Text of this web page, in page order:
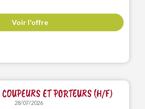
Voir l'offre
ET PORTEURS (H/F)
28/07/2026